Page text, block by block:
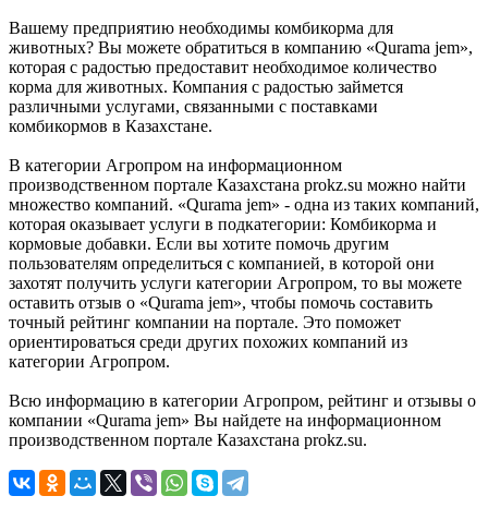
Вашему предприятию необходимы комбикорма для
животных? Вы можете обратиться в компанию «Qurama jem»,
которая с радостью предоставит необходимое количество
корма для животных. Компания с радостью займется
различными услугами, связанными с поставками
комбикормов в Казахстане.
В категории Агропром на информационном
производственном портале Казахстана prokz.su можно найти
множество компаний. «Qurama jem» - одна из таких компаний,
которая оказывает услуги в подкатегории: Комбикорма и
кормовые добавки. Если вы хотите помочь другим
пользователям определиться с компанией, в которой они
захотят получить услуги категории Агропром, то вы можете
оставить отзыв о «Qurama jem», чтобы помочь составить
точный рейтинг компании на портале. Это поможет
ориентироваться среди других похожих компаний из
категории Агропром.
Всю информацию в категории Агропром, рейтинг и отзывы о
компании «Qurama jem» Вы найдете на информационном
производственном портале Казахстана prokz.su.